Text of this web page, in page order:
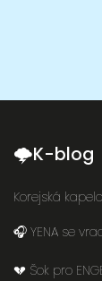
🌩K-blog
Korejská
🎧 YENA se
💔 Šok pro